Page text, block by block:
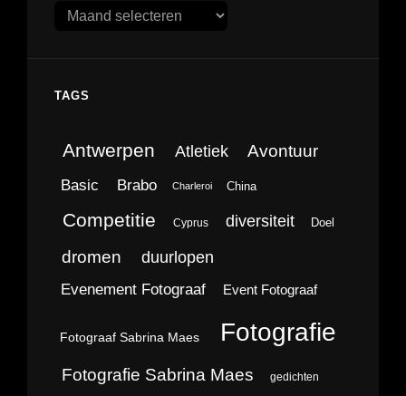
Archieven
TAGS
Antwerpen Atletiek Avontuur
Basic Brabo Charleroi China
Competitie Cyprus diversiteit Doel
dromen duurlopen
Evenement Fotograaf Event Fotograaf
Fotograaf Sabrina Maes Fotografie
Fotografie Sabrina Maes gedichten